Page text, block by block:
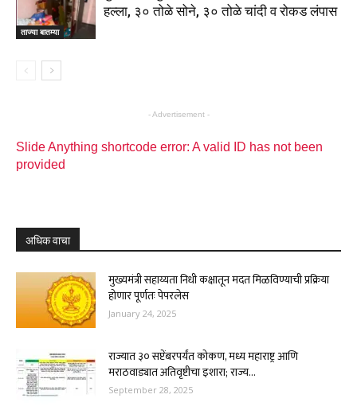
ताज्या बातम्या
हल्ला, ३० तोळे सोने, ३० तोळे चांदी व रोकड लंपास
- Advertisement -
Slide Anything shortcode error: A valid ID has not been
provided
अधिक वाचा
मुख्यमंत्री सहाय्यता निधी कक्षातून मदत मिळविण्याची प्रक्रिया
होणार पूर्णतः पेपरलेस
January 24, 2025
राज्यात ३० सप्टेंबरपर्यंत कोकण, मध्य महाराष्ट्र आणि
मराठवाड्यात अतिवृष्टीचा इशारा; राज्य...
September 28, 2025